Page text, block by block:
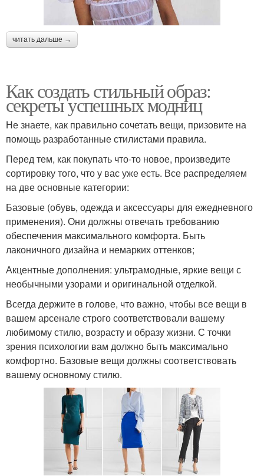
читать дальше →
Как создать стильный образ:
секреты успешных модниц
Не знаете, как правильно сочетать вещи, призовите на
помощь разработанные стилистами правила.
Перед тем, как покупать что-то новое, произведите
сортировку того, что у вас уже есть. Все распределяем
на две основные категории:
Базовые (обувь, одежда и аксессуары для ежедневного
применения). Они должны отвечать требованию
обеспечения максимального комфорта. Быть
лаконичного дизайна и немарких оттенков;
Акцентные дополнения: ультрамодные, яркие вещи с
необычными узорами и оригинальной отделкой.
Всегда держите в голове, что важно, чтобы все вещи в
вашем арсенале строго соответствовали вашему
любимому стилю, возрасту и образу жизни. С точки
зрения психологии вам должно быть максимально
комфортно. Базовые вещи должны соответствовать
вашему основному стилю.